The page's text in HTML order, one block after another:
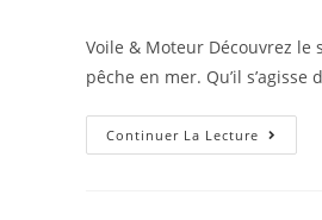
Voile & Moteur Découvrez
pêche en mer. Qu’il s’agisse
Continuer La Lecture